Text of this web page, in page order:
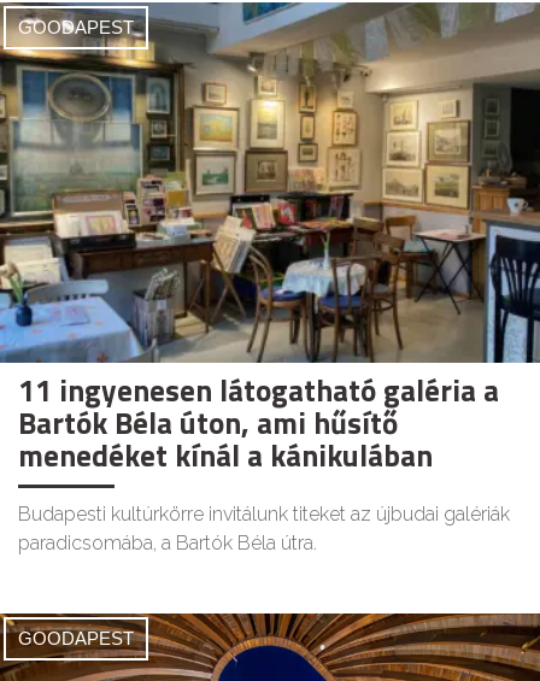
GOODAPEST
11 ingyenesen látogatható galéria a
Bartók Béla úton, ami hűsítő
menedéket kínál a kánikulában
Budapesti kultúrkörre invitálunk titeket az újbudai galériák
paradicsomába, a Bartók Béla útra.
GOODAPEST